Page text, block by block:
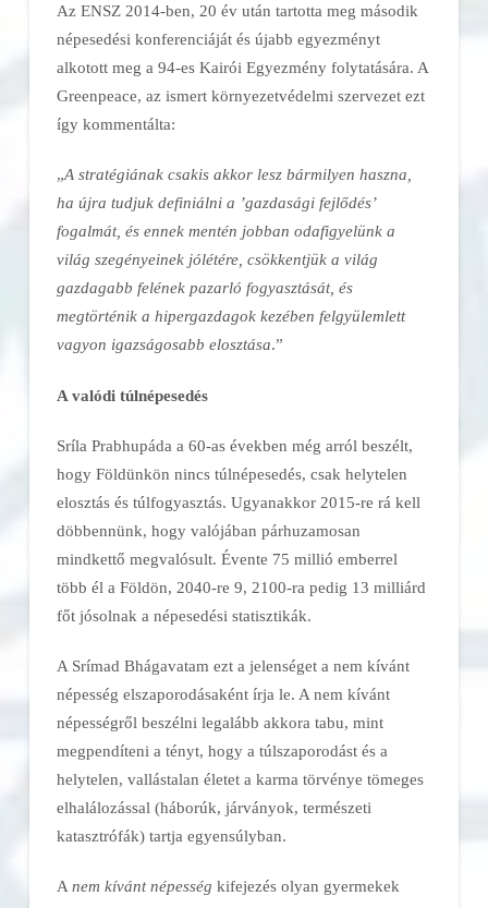
Az ENSZ 2014-ben, 20 év után tartotta meg második
népesedési konferenciáját és újabb egyezményt
alkotott meg a 94-es Kairói Egyezmény folytatására. A
Greenpeace, az ismert környezetvédelmi szervezet ezt
így kommentálta:
„A stratégiának csakis akkor lesz bármilyen haszna,
ha újra tudjuk definiálni a ’gazdasági fejlődés’
fogalmát, és ennek mentén jobban odafigyelünk a
világ szegényeinek jólétére, csökkentjük a világ
gazdagabb felének pazarló fogyasztását, és
megtörténik a hipergazdagok kezében felgyülemlett
vagyon igazságosabb elosztása.”
A valódi túlnépesedés
Sríla Prabhupáda a 60-as években még arról beszélt,
hogy Földünkön nincs túlnépesedés, csak helytelen
elosztás és túlfogyasztás. Ugyanakkor 2015-re rá kell
döbbennünk, hogy valójában párhuzamosan
mindkettő megvalósult. Évente 75 millió emberrel
több él a Földön, 2040-re 9, 2100-ra pedig 13 milliárd
főt jósolnak a népesedési statisztikák.
A Srímad Bhágavatam ezt a jelenséget a nem kívánt
népesség elszaporodásaként írja le. A nem kívánt
népességről beszélni legalább akkora tabu, mint
megpendíteni a tényt, hogy a túlszaporodást és a
helytelen, vallástalan életet a karma törvénye tömeges
elhalálozással (háborúk, járványok, természeti
katasztrófák) tartja egyensúlyban.
A nem kívánt népesség kifejezés olyan gyermekek